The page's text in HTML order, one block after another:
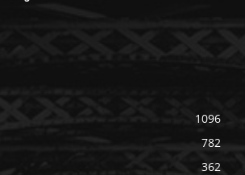
1096
782
362